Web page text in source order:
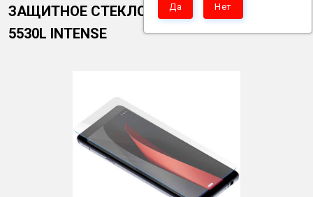
ЗАЩИТНОЕ СТЕКЛО ДЛЯ ТЕЛЕФОНА BQ
5530L INTENSE